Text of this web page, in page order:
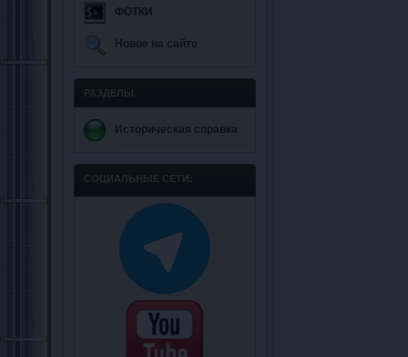
ФОТКИ
Новое на сайте
РАЗДЕЛЫ
Историческая справка
СОЦИАЛЬНЫЕ СЕТИ: